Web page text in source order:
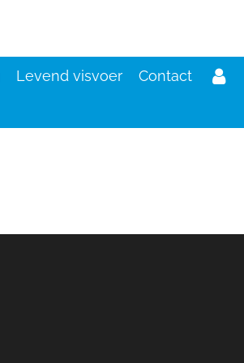
Levend visvoer Contact